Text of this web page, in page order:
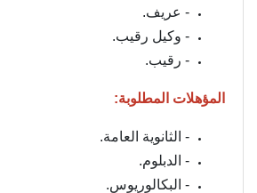
- عريف.
- وكيل رقيب.
- رقيب.
المؤهلات المطلوبة:
- الثانوية العامة.
- الدبلوم.
- البكالوريوس.